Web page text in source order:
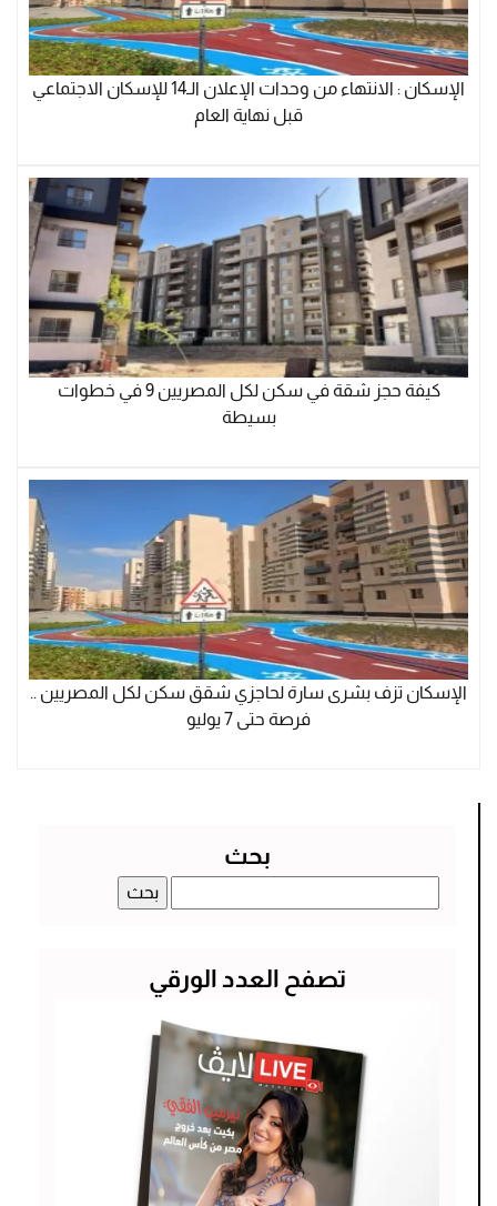
الإسكان : الانتهاء من وحدات الإعلان الـ14 للإسكان الاجتماعي
قبل نهاية العام
كيفة حجز شقة في سكن لكل المصريين 9 في خطوات
بسيطة
الإسكان تزف بشرى سارة لحاجزي شقق سكن لكل المصريين ..
فرصة حتى 7 يوليو
بحث
عن:
تصفح العدد الورقي